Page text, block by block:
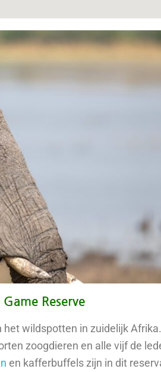
Reserve
wildspotten in zuidelijk
zoogdieren en alle vijf de
en kafferbuffels zijn in dit